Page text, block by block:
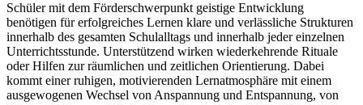
Schüler mit dem Förderschwerpunkt geistige Entwicklung
benötigen für erfolgreiches Lernen klare und verlässliche Strukturen
innerhalb des gesamten Schulalltags und innerhalb jeder einzelnen
Unterrichtsstunde. Unterstützend wirken wiederkehrende Rituale
oder Hilfen zur räumlichen und zeitlichen Orientierung. Dabei
kommt einer ruhigen, motivierenden Lernatmosphäre mit einem
ausgewogenen Wechsel von Anspannung und Entspannung, von